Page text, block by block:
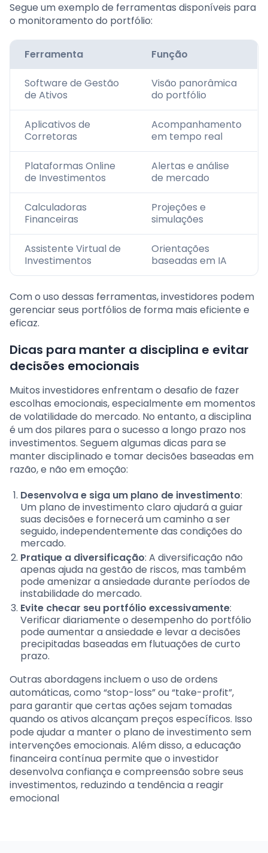
Segue um exemplo de ferramentas disponíveis para
o monitoramento do portfólio:
Ferramenta Função
Software de Gestão
de Ativos
Visão panorâmica
do portfólio
Aplicativos de
Corretoras
Acompanhamento
em tempo real
Plataformas Online
de Investimentos
Alertas e análise
de mercado
Calculadoras
Financeiras
Projeções e
simulações
Assistente Virtual de
Investimentos
Orientações
baseadas em IA
Com o uso dessas ferramentas, investidores podem
gerenciar seus portfólios de forma mais eficiente e
eficaz.
Dicas para manter a disciplina e evitar
decisões emocionais
Muitos investidores enfrentam o desafio de fazer
escolhas emocionais, especialmente em momentos
de volatilidade do mercado. No entanto, a disciplina
é um dos pilares para o sucesso a longo prazo nos
investimentos. Seguem algumas dicas para se
manter disciplinado e tomar decisões baseadas em
razão, e não em emoção:
Desenvolva e siga um plano de investimento:
Um plano de investimento claro ajudará a guiar
suas decisões e fornecerá um caminho a ser
seguido, independentemente das condições do
mercado.
Pratique a diversificação: A diversificação não
apenas ajuda na gestão de riscos, mas também
pode amenizar a ansiedade durante períodos de
instabilidade do mercado.
Evite checar seu portfólio excessivamente:
Verificar diariamente o desempenho do portfólio
pode aumentar a ansiedade e levar a decisões
precipitadas baseadas em flutuações de curto
prazo.
Outras abordagens incluem o uso de ordens
automáticas, como “stop-loss” ou “take-profit”,
para garantir que certas ações sejam tomadas
quando os ativos alcançam preços específicos. Isso
pode ajudar a manter o plano de investimento sem
intervenções emocionais. Além disso, a educação
financeira contínua permite que o investidor
desenvolva confiança e compreensão sobre seus
investimentos, reduzindo a tendência a reagir
emocional